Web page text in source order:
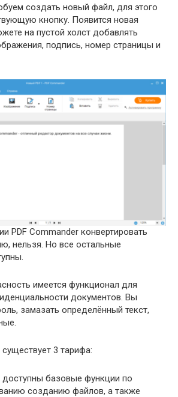
создать новый файл, для этого
кнопку. Появится новая
на пустой холст добавлять
подпись, номер страницы и
PDF Commander конвертировать
нельзя. Но все остальные
имеется функционал для
документов. Вы
замазать определённый текст,
3 тарифа:
базовые функции по
созданию файлов, а также